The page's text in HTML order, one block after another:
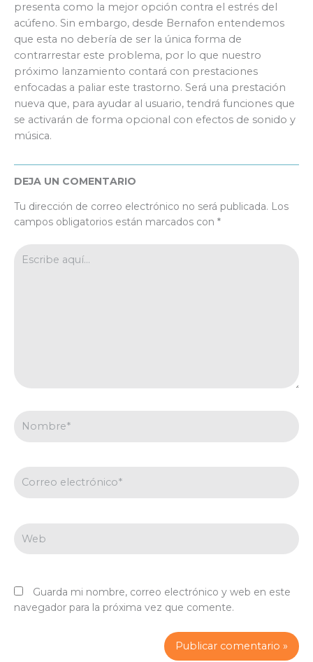
presenta como la mejor opción contra el estrés del
acúfeno. Sin embargo, desde Bernafon entendemos
que esta no debería de ser la única forma de
contrarrestar este problema, por lo que nuestro
próximo lanzamiento contará con prestaciones
enfocadas a paliar este trastorno. Será una prestación
nueva que, para ayudar al usuario, tendrá funciones que
se activarán de forma opcional con efectos de sonido y
música.
DEJA UN COMENTARIO
Tu dirección de correo electrónico no será publicada. Los
campos obligatorios están marcados con *
aquí...
electrónico*
Guarda mi nombre, correo electrónico y web en este
navegador para la próxima vez que comente.